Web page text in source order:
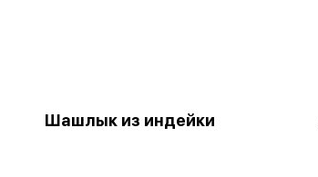
Шашлык из индейки